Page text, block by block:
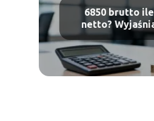
6850 brutto
netto?
obliczenia